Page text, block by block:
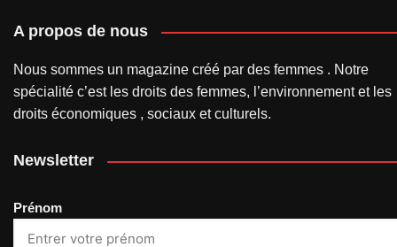
A propos de nous
Nous sommes un magazine créé par des femmes . Notre
spécialité c’est les droits des femmes, l’environnement et les
droits économiques , sociaux et culturels.
Newsletter
Prénom